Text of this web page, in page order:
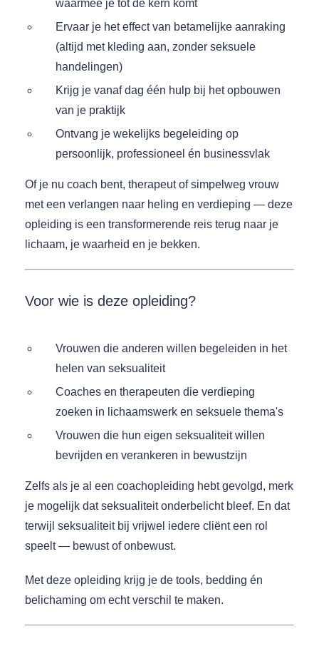
waarmee je tot de kern komt
Ervaar je het effect van betamelijke aanraking
(altijd met kleding aan, zonder seksuele
handelingen)
Krijg je vanaf dag één hulp bij het opbouwen
van je praktijk
Ontvang je wekelijks begeleiding op
persoonlijk, professioneel én businessvlak
Of je nu coach bent, therapeut of simpelweg vrouw
met een verlangen naar heling en verdieping — deze
opleiding is een transformerende reis terug naar je
lichaam, je waarheid en je bekken.
Voor wie is deze opleiding?
Vrouwen die anderen willen begeleiden in het
helen van seksualiteit
Coaches en therapeuten die verdieping
zoeken in lichaamswerk en seksuele thema's
Vrouwen die hun eigen seksualiteit willen
bevrijden en verankeren in bewustzijn
Zelfs als je al een coachopleiding hebt gevolgd, merk
je mogelijk dat seksualiteit onderbelicht bleef. En dat
terwijl seksualiteit bij vrijwel iedere cliënt een rol
speelt — bewust of onbewust.
Met deze opleiding krijg je de tools, bedding én
belichaming om echt verschil te maken.